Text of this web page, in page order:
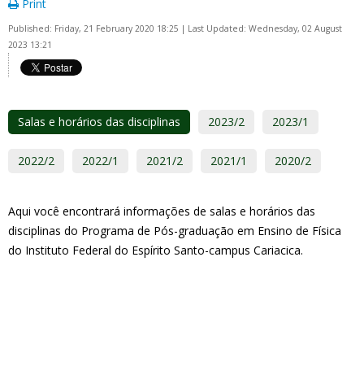
Print
Published: Friday, 21 February 2020 18:25 | Last Updated: Wednesday, 02 August
2023 13:21
Salas e horários das disciplinas 2023/2 2023/1
2022/2 2022/1 2021/2 2021/1 2020/2
Aqui você encontrará informações de salas e horários das
disciplinas do Programa de Pós-graduação em Ensino de Física
do Instituto Federal do Espírito Santo-campus Cariacica.